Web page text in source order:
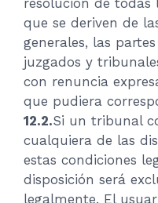
resolución de todas
que se deriven de
generales, las
juzgados y
con renuncia
que pudiera
12.2.Si un tribunal
cualquiera de las
estas condiciones
disposición será
legalmente. El